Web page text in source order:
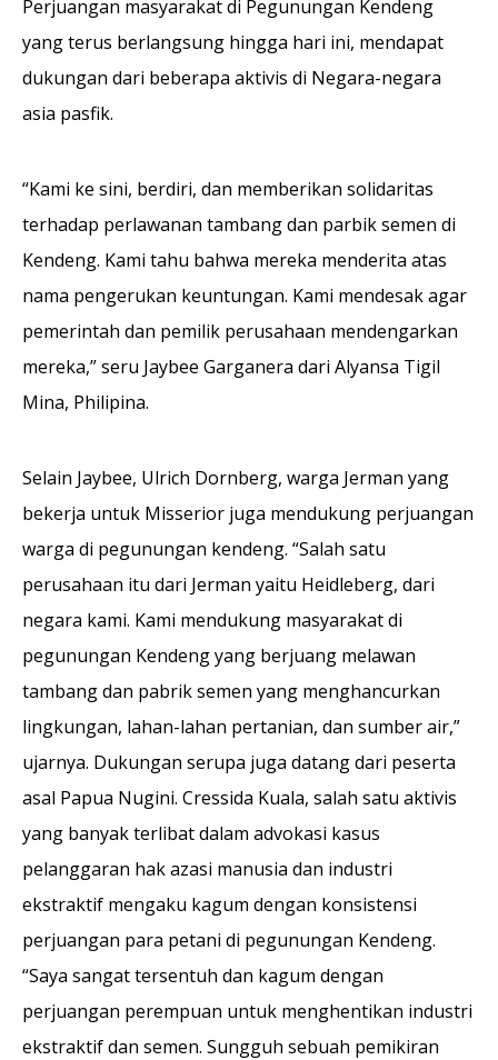
Perjuangan masyarakat di Pegunungan Kendeng
yang terus berlangsung hingga hari ini, mendapat
dukungan dari beberapa aktivis di Negara-negara
asia pasfik.
“Kami ke sini, berdiri, dan memberikan solidaritas
terhadap perlawanan tambang dan parbik semen di
Kendeng. Kami tahu bahwa mereka menderita atas
nama pengerukan keuntungan. Kami mendesak agar
pemerintah dan pemilik perusahaan mendengarkan
mereka,” seru Jaybee Garganera dari Alyansa Tigil
Mina, Philipina.
Selain Jaybee, Ulrich Dornberg, warga Jerman yang
bekerja untuk Misserior juga mendukung perjuangan
warga di pegunungan kendeng. “Salah satu
perusahaan itu dari Jerman yaitu Heidleberg, dari
negara kami. Kami mendukung masyarakat di
pegunungan Kendeng yang berjuang melawan
tambang dan pabrik semen yang menghancurkan
lingkungan, lahan-lahan pertanian, dan sumber air,”
ujarnya. Dukungan serupa juga datang dari peserta
asal Papua Nugini. Cressida Kuala, salah satu aktivis
yang banyak terlibat dalam advokasi kasus
pelanggaran hak azasi manusia dan industri
ekstraktif mengaku kagum dengan konsistensi
perjuangan para petani di pegunungan Kendeng.
“Saya sangat tersentuh dan kagum dengan
perjuangan perempuan untuk menghentikan industri
ekstraktif dan semen. Sungguh sebuah pemikiran